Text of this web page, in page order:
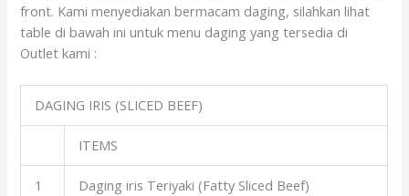
front. Kami menyediakan bermacam daging, silahkan lihat
table di bawah ini untuk menu daging yang tersedia di
Outlet kami :
DAGING IRIS (SLICED BEEF)
ITEMS
1 Daging iris Teriyaki (Fatty Sliced Beef)